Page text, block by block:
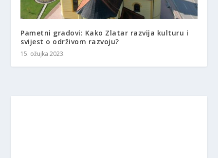
Pametni gradovi: Kako Zlatar razvija kulturu i
svijest o održivom razvoju?
15. ožujka 2023.